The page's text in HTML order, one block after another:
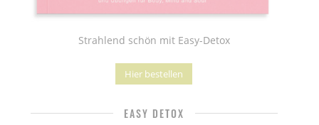
Strahlend schön mit Easy-Detox
Hier bestellen
EASY DETOX